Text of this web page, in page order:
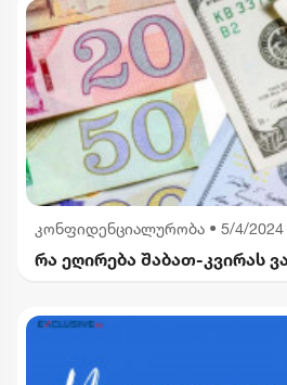
კონფიდენციალურობა • 5/4/2024
რა ეღირება შაბათ-კვირას